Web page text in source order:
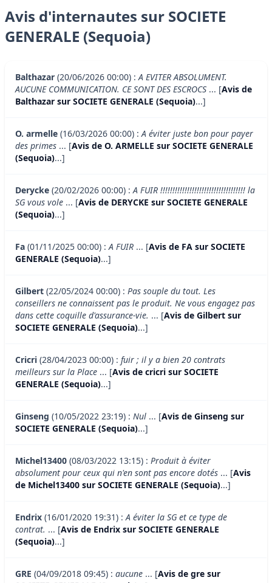
Avis d'internautes sur SOCIETE
GENERALE (Sequoia)
Balthazar (20/06/2026 00:00) :A EVITER ABSOLUMENT.
AUCUNE COMMUNICATION. CE SONT DES ESCROCS ... [Avis de
Balthazar sur SOCIETE GENERALE (Sequoia)...]
O. armelle (16/03/2026 00:00) :A éviter juste bon pour payer
des primes ... [Avis de O. ARMELLE sur SOCIETE GENERALE
(Sequoia)...]
Derycke (20/02/2026 00:00) :A FUIR !!!!!!!!!!!!!!!!!!!!!!!!!!!!!!!!!!! la
SG vous vole ... [Avis de DERYCKE sur SOCIETE GENERALE
(Sequoia)...]
Fa (01/11/2025 00:00) :A FUIR ... [Avis de FA sur SOCIETE
GENERALE (Sequoia)...]
Gilbert (22/05/2024 00:00) : Pas souple du tout. Les
conseillers ne connaissent pas le produit. Ne vous engagez pas
dans cette coquille d'assurance-vie. ... [Avis de Gilbert sur
SOCIETE GENERALE (Sequoia)...]
Cricri (28/04/2023 00:00) : fuir ; il y a bien 20 contrats
meilleurs sur la Place ... [Avis de cricri sur SOCIETE
GENERALE (Sequoia)...]
Ginseng (10/05/2022 23:19) : Nul ... [Avis de Ginseng sur
SOCIETE GENERALE (Sequoia)...]
Michel13400 (08/03/2022 13:15) : Produit à éviter
absolument pour ceux qui n'en sont pas encore dotés ... [Avis
de Michel13400 sur SOCIETE GENERALE (Sequoia)...]
Endrix (16/01/2020 19:31) :A éviter la SG et ce type de
contrat. ... [Avis de Endrix sur SOCIETE GENERALE
(Sequoia)...]
GRE (04/09/2018 09:45) : aucune ... [Avis de gre sur